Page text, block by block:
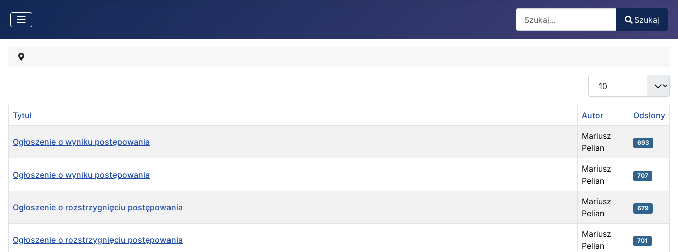
Type 2 or more characters for results.
Szukaj
Pokaż #
Tytuł Autor Odsłony
Ogłoszenie o wyniku postępowania
Mariusz
Pelian
693
Ogłoszenie o wyniku postępowania
Mariusz
Pelian
707
Ogłoszenie o rozstrzygnięciu postępowania
Mariusz
Pelian
679
Ogłoszenie o rozstrzygnięciu postępowania
Mariusz
Pelian
701